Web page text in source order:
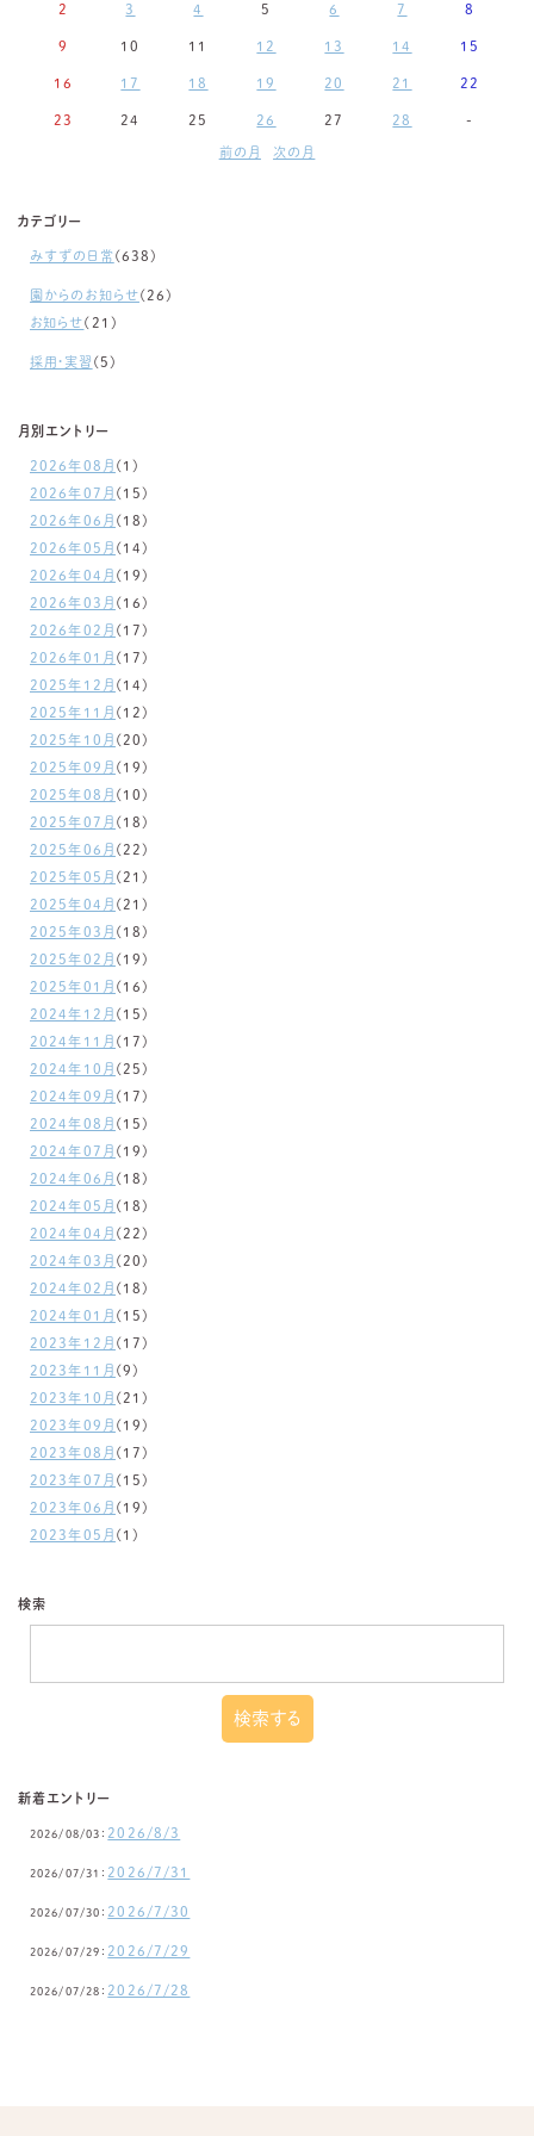
2 3 4 5 6 7 8
9 10 11 12 13 14 15
16 17 18 19 20 21 22
23 24 25 26 27 28 -
前の月 次の月
カテゴリー
みすずの日常(638)
園からのお知らせ(26)
お知らせ(21)
採用・実習 (5)
月別エントリー
2026年08月 (1)
2026年07月 (15)
2026年06月 (18)
2026年05月 (14)
2026年04月 (19)
2026年03月 (16)
2026年02月 (17)
2026年01月 (17)
2025年12月 (14)
2025年11月 (12)
2025年10月 (20)
2025年09月 (19)
2025年08月 (10)
2025年07月 (18)
2025年06月 (22)
2025年05月 (21)
2025年04月 (21)
2025年03月 (18)
2025年02月 (19)
2025年01月 (16)
2024年12月 (15)
2024年11月 (17)
2024年10月 (25)
2024年09月 (17)
2024年08月 (15)
2024年07月 (19)
2024年06月 (18)
2024年05月 (18)
2024年04月 (22)
2024年03月 (20)
2024年02月 (18)
2024年01月 (15)
2023年12月 (17)
2023年11月 (9)
2023年10月 (21)
2023年09月 (19)
2023年08月 (17)
2023年07月 (15)
2023年06月 (19)
2023年05月 (1)
検索
新着エントリー
2026/08/03： 2026/8/3
2026/07/31： 2026/7/31
2026/07/30： 2026/7/30
2026/07/29： 2026/7/29
2026/07/28： 2026/7/28